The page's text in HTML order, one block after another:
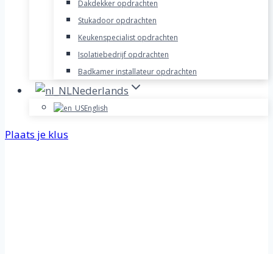
Dakdekker opdrachten
Stukadoor opdrachten
Keukenspecialist opdrachten
Isolatiebedrijf opdrachten
Badkamer installateur opdrachten
Nederlands
English
Plaats je klus